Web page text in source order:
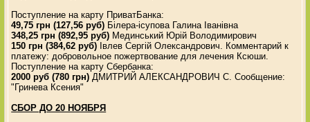
Поступление на карту ПриватБанка:
49,75 грн (127,56 руб) Білера-ісупова Галина Іванівна
348,25 грн (892,95 руб) Мединський Юрій Володимирович
150 грн (384,62 руб) Івлев Сергій Олександрович. Комментарий к
платежу: добровольное пожертвование для лечения Ксюши.
Поступление на карту Сбербанка:
2000 руб (780 грн) ДМИТРИЙ АЛЕКСАНДРОВИЧ С. Сообщение:
"Гринева Ксения"
СБОР ДО 20 НОЯБРЯ